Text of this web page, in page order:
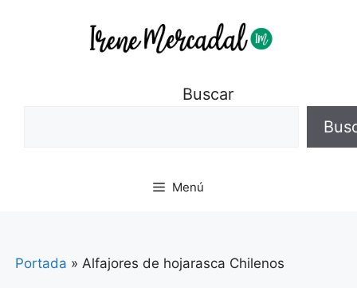
Buscar
Menú
Portada » Alfajores de hojarasca Chilenos